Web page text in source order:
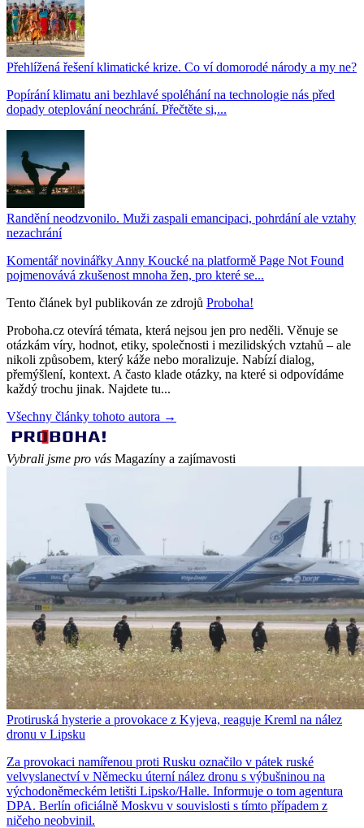
Přehlížená řešení klimatické krize. Co ví domorodé národy a my ne?
Popírání klimatu ani bezhlavé spoléhání na technologie nás před
dopady oteplování neochrání. Přečtěte si,...
Randění neodzvonilo. Muži zaspali emancipaci, pohrdání ale vztahy
nezachrání
Komentář novinářky Anny Koucké na platformě Page Not Found
pojmenovává zkušenost mnoha žen, pro které se...
Tento článek byl publikován ze zdrojů Proboha!
Proboha.cz otevírá témata, která nejsou jen pro neděli. Věnuje se
otázkám víry, hodnot, etiky, společnosti i mezilidských vztahů – ale
nikoli způsobem, který káže nebo moralizuje. Nabízí dialog,
přemýšlení, kontext. A často klade otázky, na které si odpovídáme
každý trochu jinak. Najdete tu...
Všechny články tohoto autora →
Vybrali jsme pro vás Magazíny a zajímavosti
Protiruská hysterie a provokace z Kyjeva, reaguje Kreml na nález
dronu v Lipsku
Za provokaci namířenou proti Rusku označilo v pátek ruské
velvyslanectví v Německu úterní nález dronu s výbušninou na
východoněmeckém letišti Lipsko/Halle. Informuje o tom agentura
DPA. Berlín oficiálně Moskvu v souvislosti s tímto případem z
ničeho neobvinil.